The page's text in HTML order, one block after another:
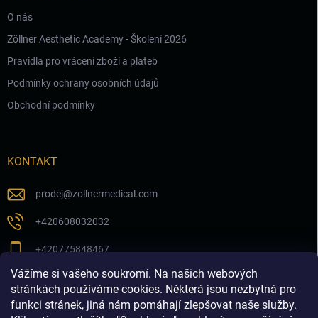
Vážíme si vašeho soukromí. Na našich webových
stránkách používáme cookies. Některá jsou nezbytná pro
funkci stránek, jiná nám pomáhají zlepšovat naše služby.
O nás
Zöllner Aesthetic Academy - Školení 2026
Pravidla pro vrácení zboží a plateb
Podmínky ochrany osobních údajů
Obchodní podmínky
KONTAKT
prodej@zollnermedical.com
+420608032032
+420775848467
Sledujte nás na našem FB profilu
zollnermedical_eu